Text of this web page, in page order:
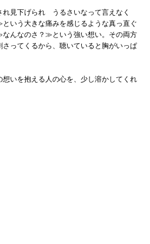
見下げられ うるさいなって言えなく
いう大きな痛みを感じるような真っ直ぐ
んなのさ？≫という強い想い。その両方
ってくるから、聴いていると胸がいっぱ
いを抱える人の心を、少し溶かしてくれ